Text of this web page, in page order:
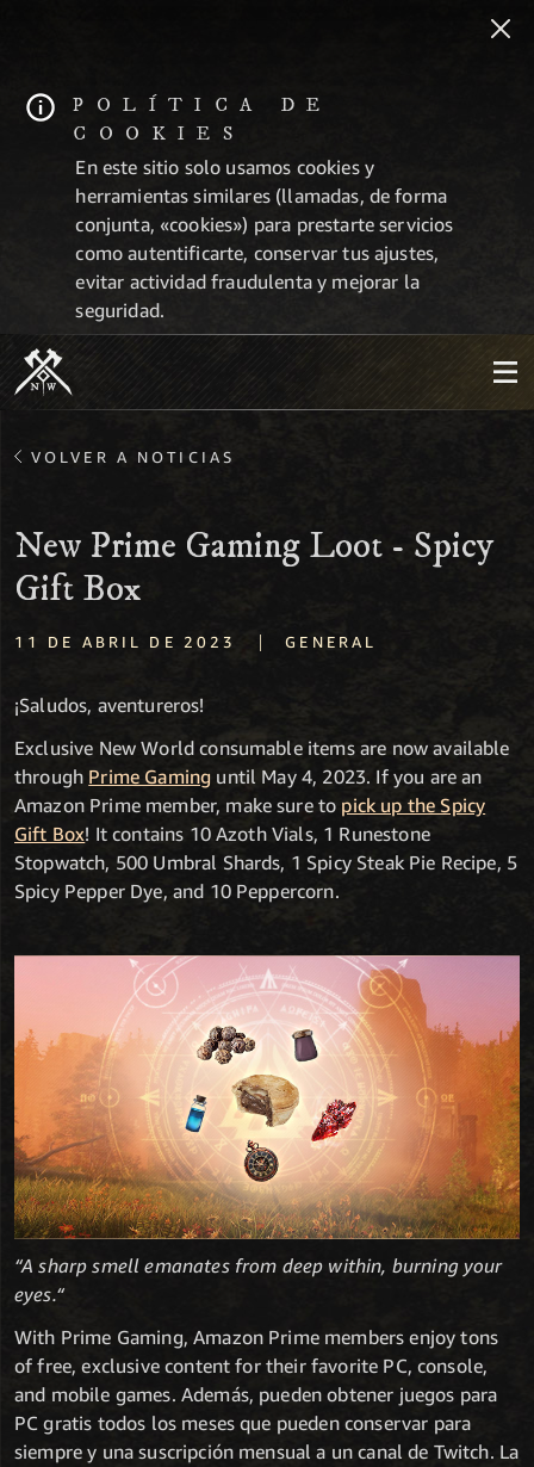
POLÍTICA DE
COOKIES
En este sitio solo usamos cookies y
herramientas similares (llamadas, de forma
conjunta, «cookies») para prestarte servicios
como autentificarte, conservar tus ajustes,
evitar actividad fraudulenta y mejorar la
seguridad.
VOLVER A NOTICIAS
New Prime Gaming Loot - Spicy
Gift Box
11 DE ABRIL DE 2023 | GENERAL
¡Saludos, aventureros!
Exclusive New World consumable items are now available
through Prime Gaming until May 4, 2023. If you are an
Amazon Prime member, make sure to pick up the Spicy
Gift Box! It contains 10 Azoth Vials, 1 Runestone
Stopwatch, 500 Umbral Shards, 1 Spicy Steak Pie Recipe, 5
Spicy Pepper Dye, and 10 Peppercorn.
“A sharp smell emanates from deep within, burning your
eyes.“
With Prime Gaming, Amazon Prime members enjoy tons
of free, exclusive content for their favorite PC, console,
and mobile games. Además, pueden obtener juegos para
PC gratis todos los meses que pueden conservar para
siempre y una suscripción mensual a un canal de Twitch. La